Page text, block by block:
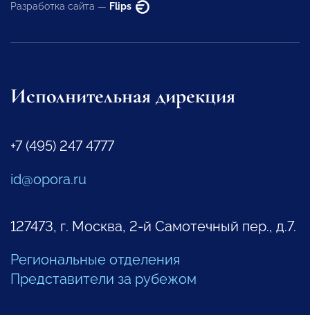
Разработка сайта — Flips
Исполнительная дирекция
+7 (495) 247 4777
id@opora.ru
127473, г. Москва, 2-й Самотечный пер., д.7.
Региональные отделения
Представители за рубежом